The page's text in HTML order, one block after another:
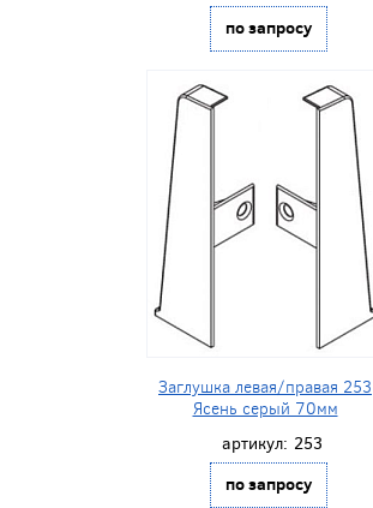
по запросу
Заглушка левая/правая 253
Ясень серый 70мм
артикул: 253
по запросу